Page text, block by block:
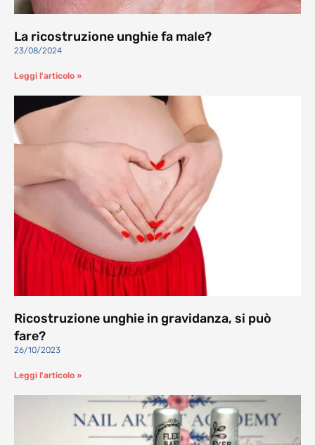
La ricostruzione unghie fa male?
23/08/2024
Leggi l'articolo »
Ricostruzione unghie in gravidanza, si può
fare?
26/10/2023
Leggi l'articolo »